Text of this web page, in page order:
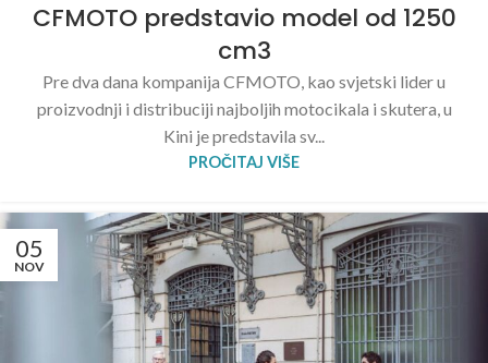
CFMOTO predstavio model od 1250
cm3
Pre dva dana kompanija CFMOTO, kao svjetski lider u
proizvodnji i distribuciji najboljih motocikala i skutera, u
Kini je predstavila sv...
PROČITAJ VIŠE
05
NOV